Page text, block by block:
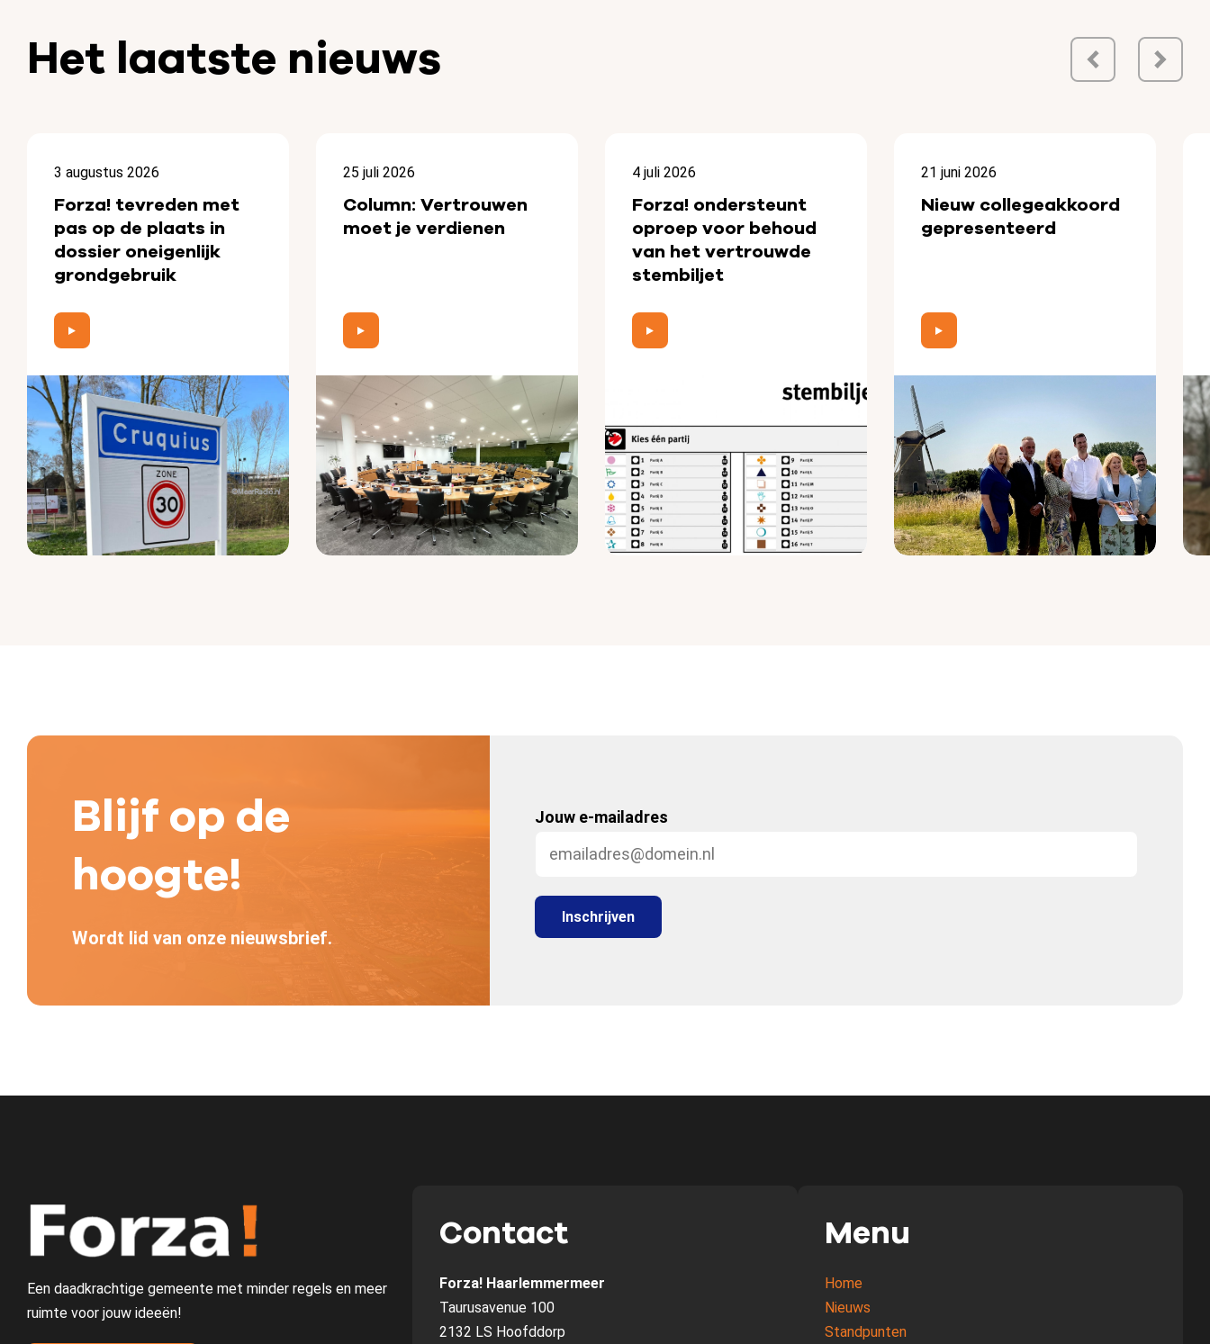
Het laatste nieuws
3 augustus 2026
Forza! tevreden met
pas op de plaats in
dossier oneigenlijk
grondgebruik
25 juli 2026
Column: Vertrouwen
moet je verdienen
4 juli 2026
Forza! ondersteunt
oproep voor behoud
van het vertrouwde
stembiljet
21 juni 2026
Nieuw collegeakkoord
gepresenteerd
Blijf op de
hoogte!
Wordt lid van onze nieuwsbrief.
Jouw e-mailadres
Een daadkrachtige gemeente met minder regels en meer
ruimte voor jouw ideeën!
Contact
Forza! Haarlemmermeer
Taurusavenue 100
2132 LS Hoofddorp
Menu
Home
Nieuws
Standpunten